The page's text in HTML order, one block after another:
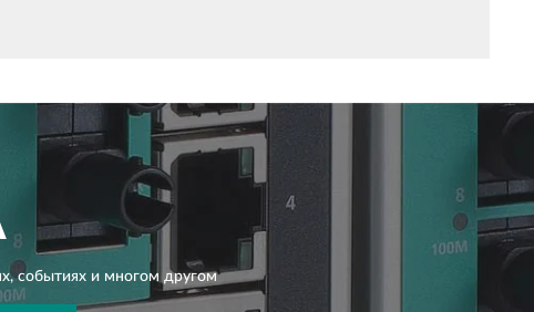
событиях и многом другом